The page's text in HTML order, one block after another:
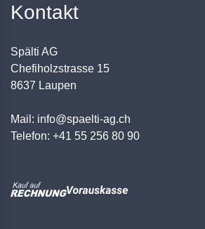
Kontakt
Spälti AG
Chefiholzstrasse 15
8637 Laupen
Mail: info@spaelti-ag.ch
Telefon: +41 55 256 80 90